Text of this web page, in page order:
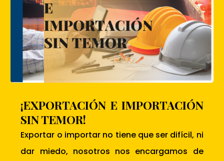
¡EXPORTACIÓN E IMPORTACIÓN
SIN TEMOR!
Exportar o importar no tiene que ser difícil, ni
dar miedo, nosotros nos encargamos de